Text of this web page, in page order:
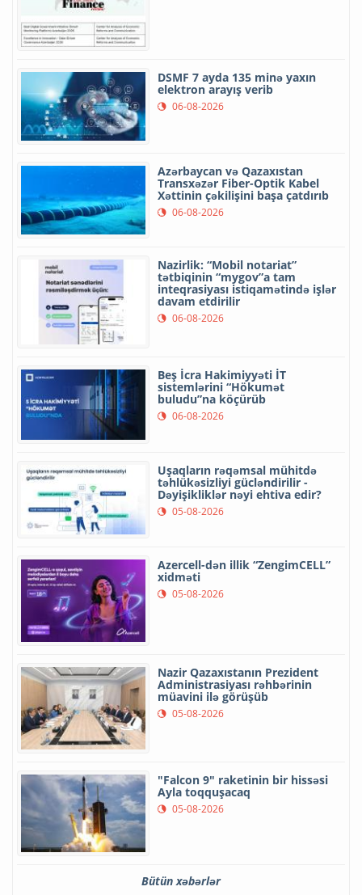
DSMF 7 ayda 135 minə yaxın
elektron arayış verib
06-08-2026
Azərbaycan və Qazaxıstan
Transxəzər Fiber-Optik Kabel
Xəttinin çəkilişini başa çatdırıb
06-08-2026
Nazirlik: “Mobil notariat”
tətbiqinin “mygov”a tam
inteqrasiyası istiqamətində işlər
davam etdirilir
06-08-2026
Beş İcra Hakimiyyəti İT
sistemlərini “Hökumət
buludu”na köçürüb
06-08-2026
Uşaqların rəqəmsal mühitdə
təhlükəsizliyi gücləndirilir -
Dəyişikliklər nəyi ehtiva edir?
05-08-2026
Azercell-dən illik “ZengimCELL”
xidməti
05-08-2026
Nazir Qazaxıstanın Prezident
Administrasiyası rəhbərinin
müavini ilə görüşüb
05-08-2026
"Falcon 9" raketinin bir hissəsi
Ayla toqquşacaq
05-08-2026
Bütün xəbərlər